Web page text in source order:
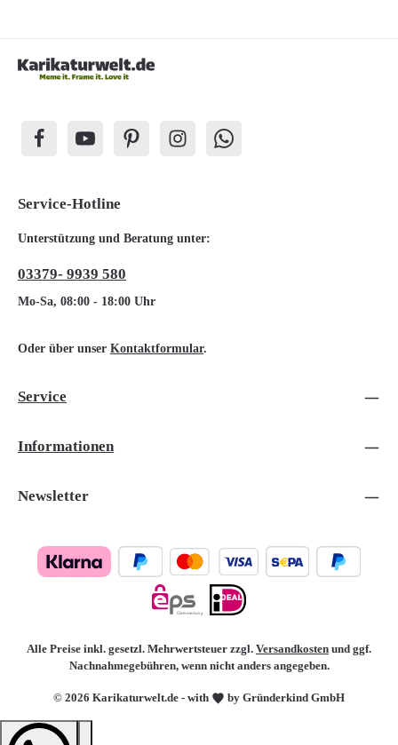
Service-Hotline
Unterstützung und Beratung unter:
03379- 9939 580
Mo-Sa, 08:00 - 18:00 Uhr
Oder über unser Kontaktformular.
Service
Informationen
Newsletter
© 2026 Karikaturwelt.de - with by Gründerkind GmbH
Alle Preise inkl. gesetzl. Mehrwertsteuer zzgl. Versandkosten und ggf.
Nachnahmegebühren, wenn nicht anders angegeben.